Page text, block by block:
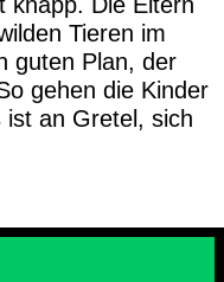
Tieren im
guten Plan, der
gehen die Kinder
ist an Gretel, sich